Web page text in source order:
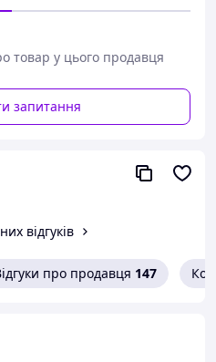
товар у цього продавця
запитання
відгуків
про продавця 147